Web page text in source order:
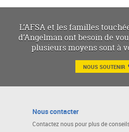
L’AFSA et les familles
d’Angelman ont besoin de
plusieurs moyens sont à
NOUS SOUTENIR
Nous contacter
Contactez nous pour plus de